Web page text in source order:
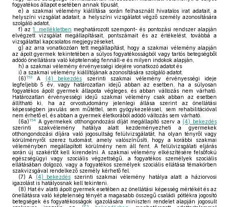
fogyatékos állapot esetében annak típusát,
e) a szakmai vélemény kiállítása során felhasznált hivatalos irat adatait, a
helyszíni vizsgálat adatait, a helyszíni vizsgálatot végző személy azonosítására
szolgáló adatot,
f) az1. mellékletben meghatározott szempont- és pontozási rendszer alapján
elvégzett vizsgálat megállapításait, pontszámait és az értékelést, továbbá a
vizsgálattal kapcsolatos megjegyzéseket,
g) az arra vonatkozóan tett megállapítást, hogy a szakmai vélemény alapján
az ápolt gyermek tekintetében a súlyos fogyatékosságból vagy tartós betegségből
adódó önellátásra való képtelenség fennáll-e és milyen indokok alapján,
h) a szakmai vélemény érvényességi idejére vonatkozó adatot és
i) a szakmai vélemény kiállítójának azonosítására szolgáló adatot.
(6) 153 A (4) bekezdés szerinti szakmai vélemény érvényességi ideje
legfeljebb 5 év, vagy határozatlan idejű abban az esetben, ha a súlyosan
fogyatékos ápolt gyermek állapota végleges, és abban változás nem várható.
Határozatlan érvényességi idejű szakmai vélemény csak abban az esetben
állítható ki, ha az orvostudomány jelenlegi állása szerint az önellátási
képességben javulás sem műtéttel, sem gyógykezeléssel, sem rehabilitációval
nem érhető el, és abban a gyermek életkorából adódó változás sem várható.
(6a) 154 A gyermekek otthongondozási díját megállapító szerv a (4) bekezdés
szerinti szakvélemény hatálya alatt kezdeményezheti a gyermekek
otthongondozási díjára való jogosultság felülvizsgálatát, ha olyan tényről vagy
körülményről szerez tudomást, amely valószínűsíti, hogy a korábbi szakmai
véleményben megállapított körülmény nem áll fent. A felülvizsgálati eljárás
során új szakértőt kell kirendelni. A szakmai vélemény elkészítésére felsőfokú
egészségügyi vagy szociális végzettségű, a fogyatékos személyek szociális
ellátásában dolgozó, vagy a fogyatékos személyek szociális ellátása témakörben
szakvizsgával rendelkező személy kérhető fel.
(7) A (4) bekezdés szerinti szakmai vélemény hatálya alatt a háziorvosi
igazolást is hatályosnak kell tekinteni.
(8) Hat év alatti ápolt gyermek esetében az önellátási képesség mértékét és az
önellátásra való képtelenség tényét a magasabb összegű családi pótlékra jogosító
betegségek és fogyatékosságok igazolására miniszteri rendelet alapján jogosult